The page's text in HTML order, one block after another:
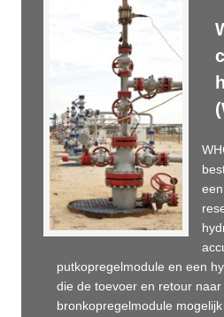
putkopregelmodule en een
die de toevoer en retour naar
bronkopregelmodule